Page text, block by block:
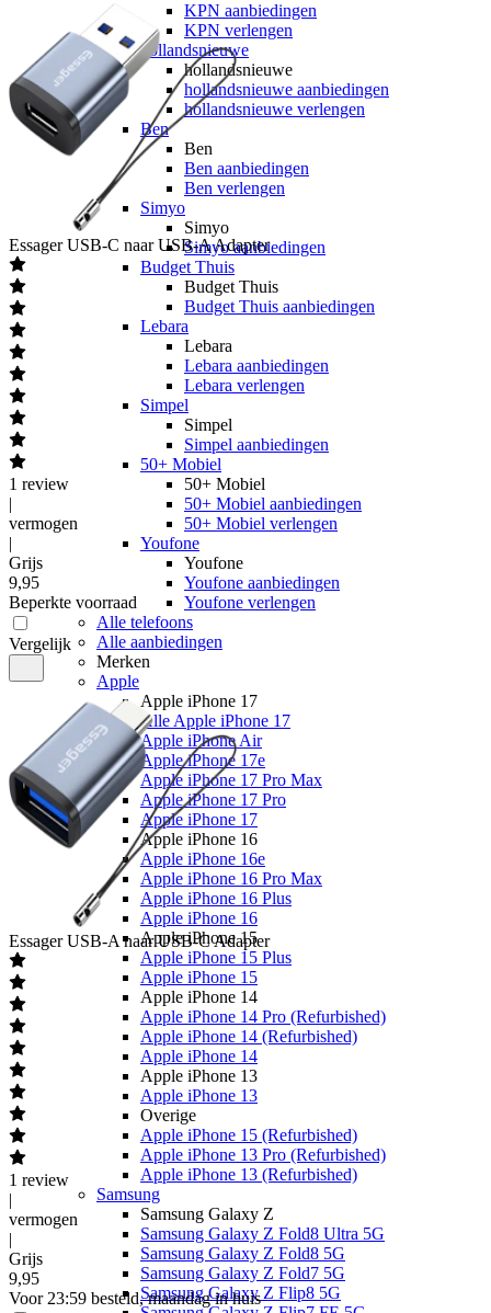
KPN aanbiedingen
KPN verlengen
hollandsnieuwe
hollandsnieuwe
hollandsnieuwe aanbiedingen
hollandsnieuwe verlengen
Ben
Ben
Ben aanbiedingen
Ben verlengen
Simyo
Simyo
Simyo aanbiedingen
Budget Thuis
Budget Thuis
Budget Thuis aanbiedingen
Lebara
Lebara
Lebara aanbiedingen
Lebara verlengen
Simpel
Simpel
Simpel aanbiedingen
50+ Mobiel
50+ Mobiel
50+ Mobiel aanbiedingen
50+ Mobiel verlengen
Youfone
Youfone
Youfone aanbiedingen
Youfone verlengen
Alle telefoons
Alle aanbiedingen
Merken
Apple
Apple iPhone 17
Alle Apple iPhone 17
Apple iPhone Air
Apple iPhone 17e
Apple iPhone 17 Pro Max
Apple iPhone 17 Pro
Apple iPhone 17
Apple iPhone 16
Apple iPhone 16e
Apple iPhone 16 Pro Max
Apple iPhone 16 Plus
Apple iPhone 16
Apple iPhone 15
Apple iPhone 15 Plus
Apple iPhone 15
Apple iPhone 14
Apple iPhone 14 Pro (Refurbished)
Apple iPhone 14 (Refurbished)
Apple iPhone 14
Apple iPhone 13
Apple iPhone 13
Overige
Apple iPhone 15 (Refurbished)
Apple iPhone 13 Pro (Refurbished)
Apple iPhone 13 (Refurbished)
Samsung
Samsung Galaxy Z
Samsung Galaxy Z Fold8 Ultra 5G
Samsung Galaxy Z Fold8 5G
Samsung Galaxy Z Fold7 5G
Samsung Galaxy Z Flip8 5G
Essager USB-C naar USB-A Adapter
1 review
|
vermogen
|
Grijs
9,95
Beperkte voorraad
Vergelijk
Essager USB-A naar USB-C Adapter
1 review
|
vermogen
|
Grijs
9,95
Voor 23:59 besteld, maandag in huis